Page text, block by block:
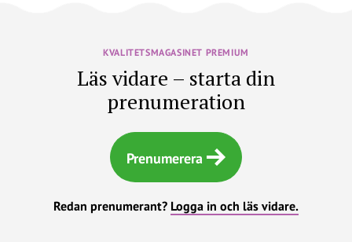
KVALITETSMAGASINET PREMIUM
Läs vidare – starta din
prenumeration
Prenumerera
Redan prenumerant? Logga in och läs vidare.